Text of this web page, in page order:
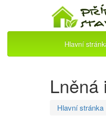
Hlavní
Lněná
Hlavní stránka